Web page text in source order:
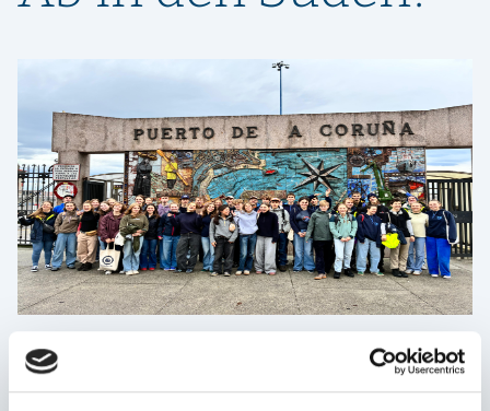
14.11.2025